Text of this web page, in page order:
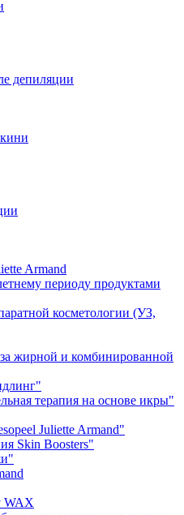
депиляции
Armand
периоду продуктами
косметологии (УЗ,
жирной и комбинированной
терапия на основе икры"
Juliette Armand"
Skin Boosters"
WAX